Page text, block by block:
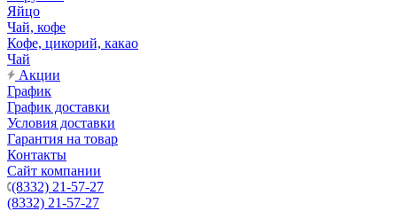
Яйцо
Чай, кофе
Кофе, цикорий, какао
Чай
Акции
График
График доставки
Условия доставки
Гарантия на товар
Контакты
Сайт компании
(8332) 21-57-27
(8332) 21-57-27